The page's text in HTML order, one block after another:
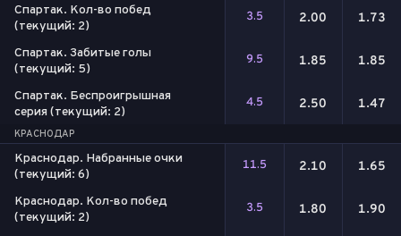
Спартак. Кол-во побед
(текущий: 2)
3.5 2.00 1.73
Спартак. Забитые голы
(текущий: 5)
9.5 1.85 1.85
Спартак. Беспроигрышная
серия (текущий: 2)
4.5 2.50 1.47
КРАСНОДАР
Краснодар. Набранные очки
(текущий: 6)
11.5 2.10 1.65
Краснодар. Кол-во побед
(текущий: 2)
3.5 1.80 1.90